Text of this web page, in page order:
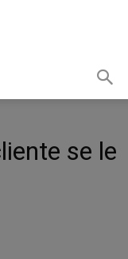
se le